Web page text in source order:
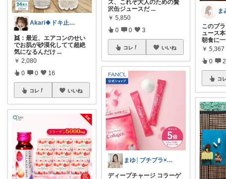
Akari🍀ドキ止まのお部屋💖
👯：最近、エアコンのせい
でお肌が砂漠化してて超絶
気になるんだけ ...
￥ 2,080
0 0 16
コレ いいね
ズ、これぞ大人のための贅
沢缶ジュースだ ...
￥ 5,850
0 0 3
コレ いいね
まゆ│プチプラ×ご褒美スイーツ
ディープチャージ コラーゲ
このブ
ュース
朝食に一
￥ 5,367
0 2
コレ